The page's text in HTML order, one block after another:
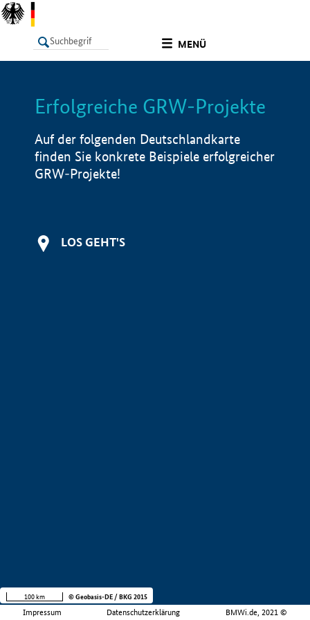
MENÜ
LISTE Info
Erfolgreiche GRW-Projekte
Auf der folgenden Deutschlandkarte
finden Sie konkrete Beispiele erfolgreicher
GRW-Projekte!
LOS GEHT'S
Impressum Datenschutzerklärung BMWi.de, 2021 ©
100 km © Geobasis-DE / BKG 2015